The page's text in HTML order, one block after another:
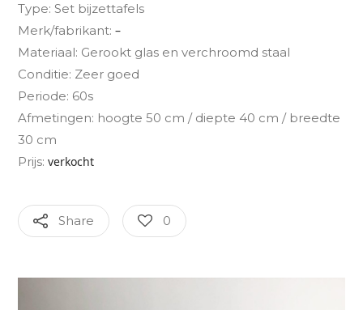
Type: Set bijzettafels
Merk/fabrikant: –
Materiaal: Gerookt glas en verchroomd staal
Conditie: Zeer goed
Periode: 60s
Afmetingen: hoogte 50 cm / diepte 40 cm / breedte
30 cm
Prijs: verkocht
Share 0